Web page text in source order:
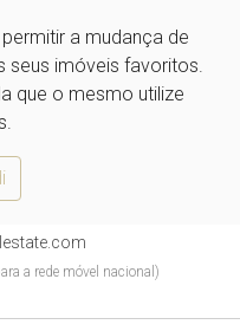
a mudança de
seus imóveis favoritos.
que o mesmo utilize
a rede móvel nacional)